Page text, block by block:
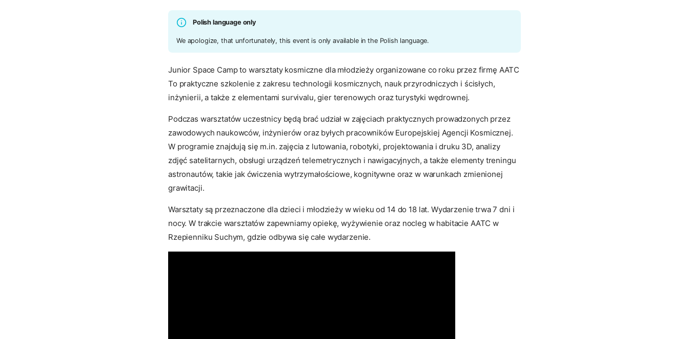
Polish language only
We apologize, that unfortunately, this event is only available in the Polish language.
Junior Space Camp to warsztaty kosmiczne dla młodzieży organizowane co roku przez firmę AATC
To praktyczne szkolenie z zakresu technologii kosmicznych, nauk przyrodniczych i ścisłych,
inżynierii, a także z elementami survivalu, gier terenowych oraz turystyki wędrownej.
Podczas warsztatów uczestnicy będą brać udział w zajęciach praktycznych prowadzonych przez
zawodowych naukowców, inżynierów oraz byłych pracowników Europejskiej Agencji Kosmicznej.
W programie znajdują się m.in. zajęcia z lutowania, robotyki, projektowania i druku 3D, analizy
zdjęć satelitarnych, obsługi urządzeń telemetrycznych i nawigacyjnych, a także elementy treningu
astronautów, takie jak ćwiczenia wytrzymałościowe, kognitywne oraz w warunkach zmienionej
grawitacji.
Warsztaty są przeznaczone dla dzieci i młodzieży w wieku od 14 do 18 lat. Wydarzenie trwa 7 dni i
nocy. W trakcie warsztatów zapewniamy opiekę, wyżywienie oraz nocleg w habitacie AATC w
Rzepienniku Suchym, gdzie odbywa się całe wydarzenie.